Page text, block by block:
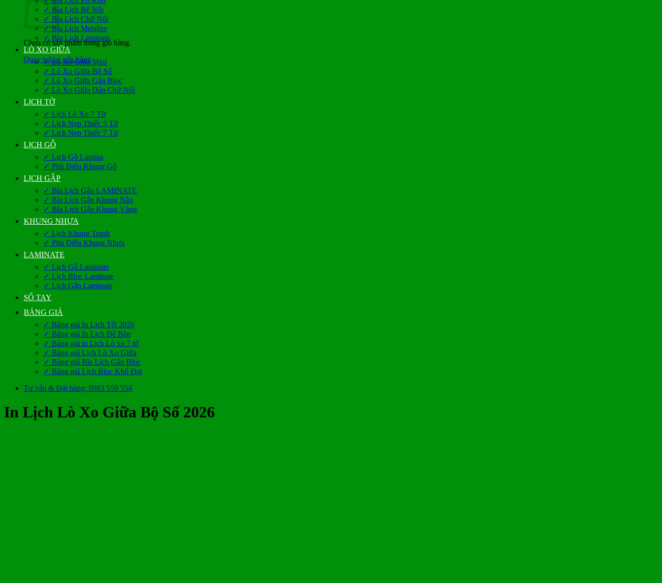
Chưa có sản phẩm trong giỏ hàng.
Quay trở lại cửa hàng
✓ Bìa Lịch Bế Nổi
✓ Bìa Lịch Chữ Nổi
✓ Bìa Lịch Metalize
✓ Bìa Lịch Laminate
LÒ XO GIỮA
✓ Lò Xo Giữa Mini
✓ Lò Xo Giữa Bộ Số
✓ Lò Xo Giữa Gắn Bloc
✓ Lò Xo Giữa Dán Chữ Nổi
LỊCH TỜ
✓ Lịch Lò Xo 7 Tờ
✓ Lịch Nẹp Thiếc 5 Tờ
✓ Lịch Nẹp Thiếc 7 Tờ
LỊCH GỖ
✓ Lịch Gỗ Lamina
✓ Phù Điêu Khung Gỗ
LỊCH GẬP
✓ Bìa Lịch Gập LAMINATE
✓ Bìa Lịch Gập Khung Nâu
✓ Bìa Lịch Gập Khung Vàng
KHUNG NHỰA
✓ Lịch Khung Tranh
✓ Phù Điêu Khung Nhựa
LAMINATE
✓ Lịch Gỗ Laminate
✓ Lịch Bloc Laminate
✓ Lịch Gập Laminate
SỔ TAY
BẢNG GIÁ
✓ Bảng giá In Lịch Tết 2026
✓ Bảng giá In Lịch Để Bàn
✓ Bảng giá in Lịch Lò xo 7 tờ
✓ Bảng giá Lịch Lò Xo Giữa
✓ Bảng giá Bìa Lịch Gắn Bloc
✓ Bảng giá Lịch Bloc Khổ Đại
Tư vấn & Đặt hàng: 0983 559 554
In Lịch Lò Xo Giữa Bộ Số 2026